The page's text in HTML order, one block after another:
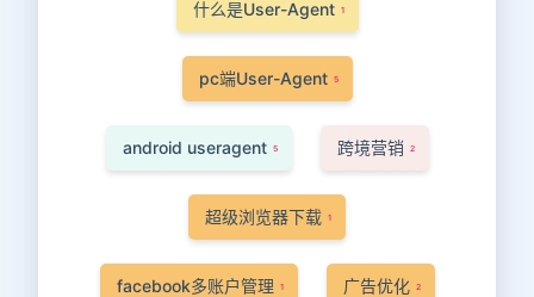
什么是User-Agent 1
pc端User-Agent 5
android useragent 5 跨境营销 2
超级浏览器下载 1
facebook多账户管理 1 广告优化 2